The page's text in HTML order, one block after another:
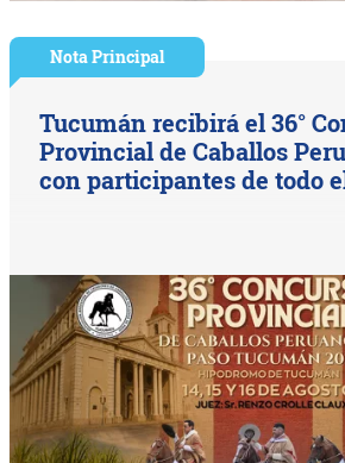
Nota Principal
Tucumán recibirá el 36°
Provincial de Caballos
con participantes de todo